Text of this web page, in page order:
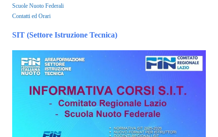
Scuole Nuoto Federali
Contatti ed Orari
SIT (Settore Istruzione Tecnica)